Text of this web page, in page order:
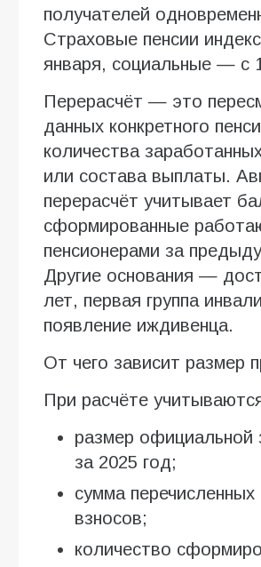
получателей
Страховые пенсии
января, социальные — с
Перерасчёт — это
данных конкретного
количества
или состава выплаты.
перерасчёт учитывает
сформированные
пенсионерами за
Другие основания —
лет, первая группа
появление иждивенца.
От чего зависит размер
При расчёте
размер официальной
за 2025 год;
сумма
взносов;
количество